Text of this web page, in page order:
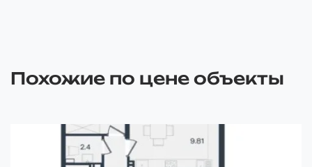
Похожие по цене объекты